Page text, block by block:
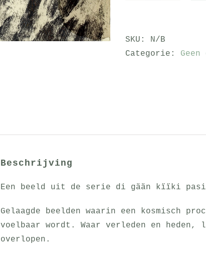
pasi
001
SKU: N/B
Categorie:
Beschrijving
Een beeld uit de serie di gään kïïki
Gelaagde beelden waarin een kosmisch
voelbaar wordt. Waar verleden en
overlopen.